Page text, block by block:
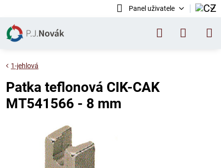
Panel uživatele
1-jehlová
Patka teflonová CIK-CAK
MT541566 - 8 mm